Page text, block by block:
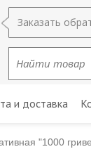
Заказать
и доставка
"1000